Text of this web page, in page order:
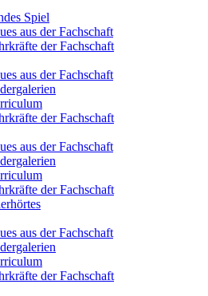
Spiel
aus der Fachschaft
der Fachschaft
aus der Fachschaft
der Fachschaft
aus der Fachschaft
der Fachschaft
aus der Fachschaft
der Fachschaft